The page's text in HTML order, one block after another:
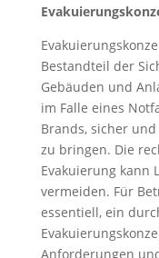
Bestandteil der
Gebäuden und
im Falle eines
Brands, sicher
zu bringen. Die
Evakuierung kann
vermeiden. Für
essentiell, ein
Anforderungen